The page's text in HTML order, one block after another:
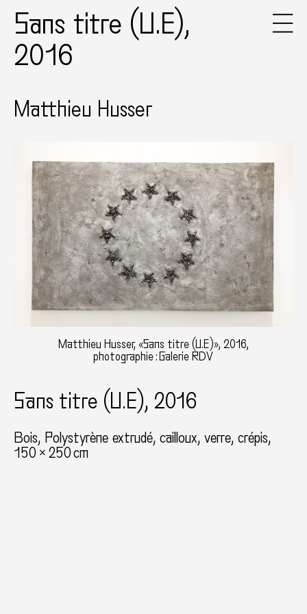
Sans titre (U.E),
2016
Matthieu Husser
Matthieu Husser, «Sans titre (U.E)», 2016,
photographie : Galerie RDV
Sans titre (U.E), 2016
Bois, Polystyrène extrudé, cailloux, verre, crépis
150 × 250 cm